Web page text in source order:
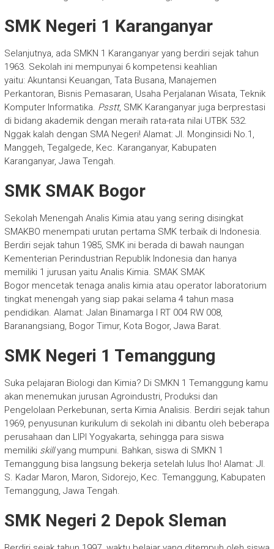
SMK Negeri 1 Karanganyar
Selanjutnya, ada SMKN 1 Karanganyar yang berdiri sejak tahun
1963. Sekolah ini mempunyai 6 kompetensi keahlian
yaitu: Akuntansi Keuangan, Tata Busana, Manajemen
Perkantoran, Bisnis Pemasaran, Usaha Perjalanan Wisata, Teknik
Komputer Informatika. Psstt, SMK Karanganyar juga berprestasi
di bidang akademik dengan meraih rata-rata nilai UTBK 532.
Nggak kalah dengan SMA Negeri! Alamat: Jl. Monginsidi No.1,
Manggeh, Tegalgede, Kec. Karanganyar, Kabupaten
Karanganyar, Jawa Tengah.
SMK SMAK Bogor
Sekolah Menengah Analis Kimia atau yang sering disingkat
SMAKBO menempati urutan pertama SMK terbaik di Indonesia.
Berdiri sejak tahun 1985, SMK ini berada di bawah naungan
Kementerian Perindustrian Republik Indonesia dan hanya
memiliki 1 jurusan yaitu Analis Kimia. SMAK SMAK
Bogor mencetak tenaga analis kimia atau operator laboratorium
tingkat menengah yang siap pakai selama 4 tahun masa
pendidikan. Alamat: Jalan Binamarga I RT 004 RW 008,
Baranangsiang, Bogor Timur, Kota Bogor, Jawa Barat.
SMK Negeri 1 Temanggung
Suka pelajaran Biologi dan Kimia? Di SMKN 1 Temanggung kamu
akan menemukan jurusan Agroindustri, Produksi dan
Pengelolaan Perkebunan, serta Kimia Analisis. Berdiri sejak tahun
1969, penyusunan kurikulum di sekolah ini dibantu oleh beberapa
perusahaan dan LIPI Yogyakarta, sehingga para siswa
memiliki skillyang mumpuni. Bahkan, siswa di SMKN 1
Temanggung bisa langsung bekerja setelah lulus lho! Alamat: Jl.
S. Kadar Maron, Maron, Sidorejo, Kec. Temanggung, Kabupaten
Temanggung, Jawa Tengah.
SMK Negeri 2 Depok Sleman